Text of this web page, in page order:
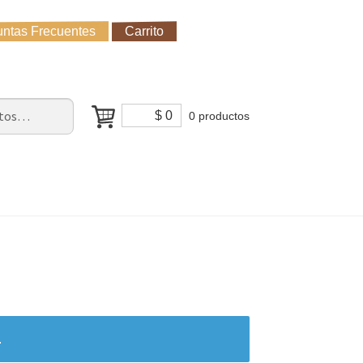
Frecuentes Carrito
Cómo Comprar?
$0 0 productos